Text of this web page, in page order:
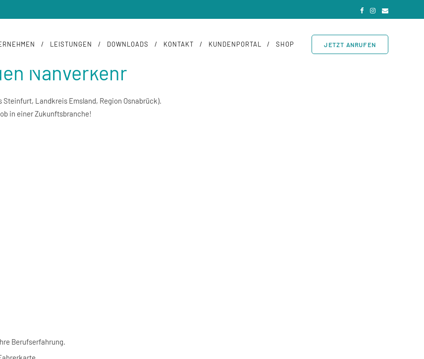
JETZT ANRUFEN
LEISTUNGEN DOWNLOADS KONTAKT KUNDENPORTAL SHOP
Nahverkehr
Landkreis Emsland, Region Osnabrück).
in einer Zukunftsbranche!
Berufserfahrung.